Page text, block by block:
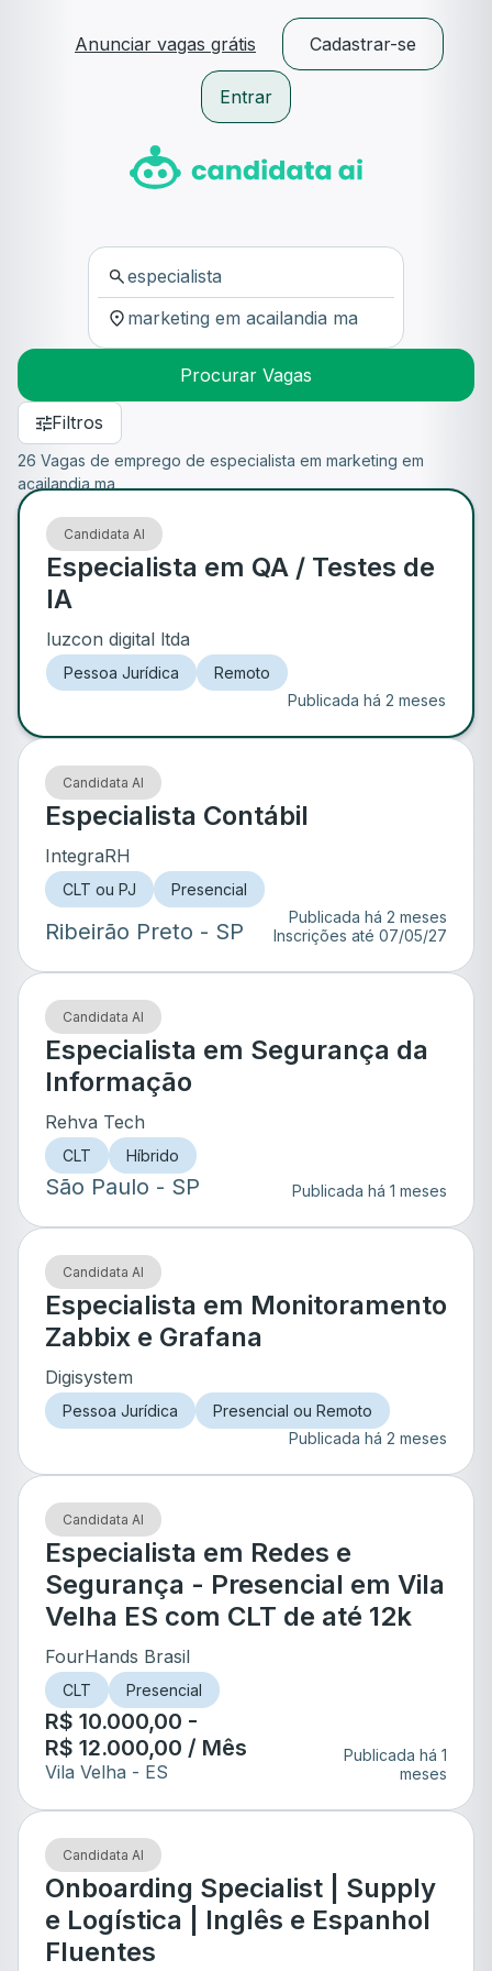
Anunciar vagas grátis Cadastrar-se
Entrar
Procurar Vagas
Filtros
26 Vagas de emprego de especialista em marketing em
acailandia ma
Candidata AI
Especialista em QA / Testes de
IA
luzcon digital ltda
Pessoa Jurídica
Remoto
Publicada há 2 meses
Candidata AI
Especialista Contábil
IntegraRH
CLT ou PJ Presencial
Ribeirão Preto - SP
Publicada há 2 meses
Inscrições até 07/05/27
Candidata AI
Especialista em Segurança da
Informação
Rehva Tech
CLT Híbrido
São Paulo - SP Publicada há 1 meses
Candidata AI
Especialista em Monitoramento
Zabbix e Grafana
Digisystem
Pessoa Jurídica
Presencial ou Remoto
Publicada há 2 meses
Candidata AI
Especialista em Redes e
Segurança - Presencial em Vila
Velha ES com CLT de até 12k
FourHands Brasil
CLT Presencial
R$ 10.000,00 -
R$ 12.000,00 / Mês
Vila Velha - ES
Publicada há 1
meses
Candidata AI
Onboarding Specialist | Supply
e Logística | Inglês e Espanhol
Fluentes